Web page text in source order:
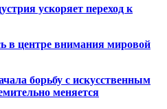
ускоряет переход к
в центре внимания мировой
борьбу с искусственным
меняется